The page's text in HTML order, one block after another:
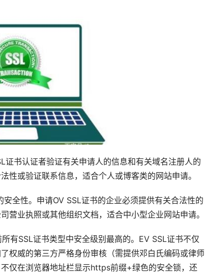
证书认证者验证有关申请人的信息和有关域名注册人的
性或验证联系信息，适合个人或博客类的网站申请。
全性。申请OV SSL证书的企业必须提供有关合法性的
营业执照或其他组织文档，适合中小型企业网站申请。
有SSL证书类型中安全级别最高的。EV SSL证书不仅
权威的第三方严格身份审核（需提供邓白氏编码或律师
仅在浏览器地址栏显示https前缀+绿色的安全锁，还